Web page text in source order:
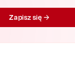
Zapisz się